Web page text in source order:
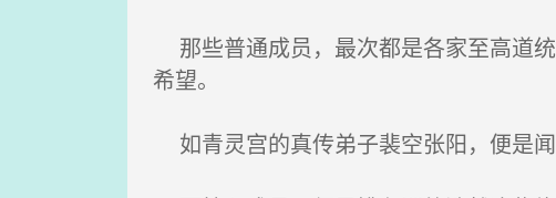
那些普通成员，最次都是各家至高道
希望。
如青灵宫的真传弟子裴空张阳，便是闻